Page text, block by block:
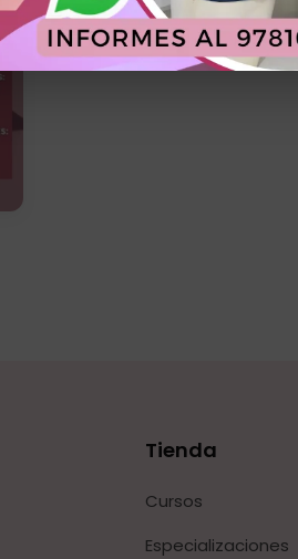
Tienda
Cursos
Especializaciones